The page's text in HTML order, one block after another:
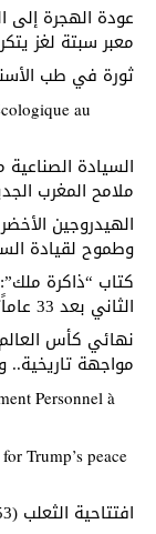
عودة الهجرة إلى
معبر سبتة لغز
ثورة في طب
au
السيادة
ملامح المغرب
الهيدروجين
وطموح لقيادة
كتاب “ذاكرة
الثاني بعد 33 عاماً؟
مواجهة تاريخية..
Personnel à
Trump’s peace
افتتاحية الثعلب (53)